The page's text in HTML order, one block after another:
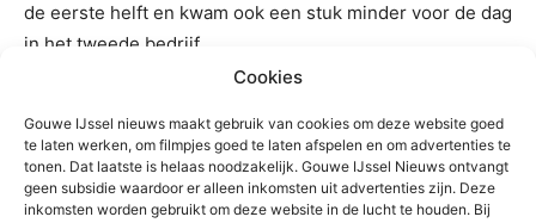
Cookies
Gouwe IJssel nieuws maakt gebruik van cookies om deze website goed
te laten werken, om filmpjes goed te laten afspelen en om advertenties te
tonen. Dat laatste is helaas noodzakelijk. Gouwe IJssel Nieuws ontvangt
geen subsidie waardoor er alleen inkomsten uit advertenties zijn. Deze
inkomsten worden gebruikt om deze website in de lucht te houden. Bij
de eerste helft en kwam ook een stuk minder voor de dag
in het tweede bedrijf.
Nieuwerkerkse dames beginnen wel een dingetje te
worden. De spelers trainen drie keer per week maar
wellicht kan er iets meer aandacht op het nemen van